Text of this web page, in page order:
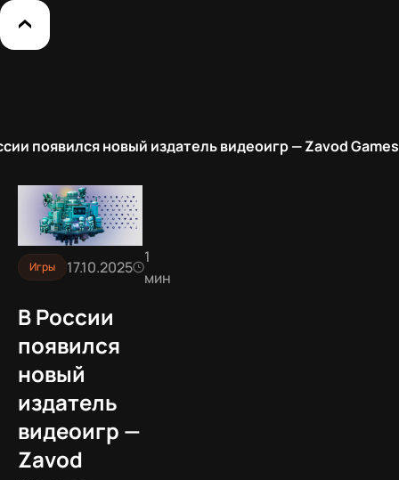
появился новый издатель видеоигр — Zavod Games
Игры 17.10.2025
1
мин
В России
появился
новый
издатель
видеоигр —
Zavod